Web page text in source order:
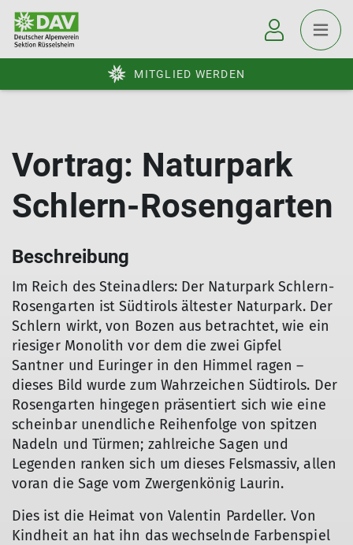
MITGLIED WERDEN
Vortrag: Naturpark
Schlern-Rosengarten
Beschreibung
Im Reich des Steinadlers: Der Naturpark Schlern-
Rosengarten ist Südtirols ältester Naturpark. Der
Schlern wirkt, von Bozen aus betrachtet, wie ein
riesiger Monolith vor dem die zwei Gipfel
Santner und Euringer in den Himmel ragen –
dieses Bild wurde zum Wahrzeichen Südtirols. Der
Rosengarten hingegen präsentiert sich wie eine
scheinbar unendliche Reihenfolge von spitzen
Nadeln und Türmen; zahlreiche Sagen und
Legenden ranken sich um dieses Felsmassiv, allen
voran die Sage vom Zwergenkönig Laurin.
Dies ist die Heimat von Valentin Pardeller. Von
Kindheit an hat ihn das wechselnde Farbenspiel